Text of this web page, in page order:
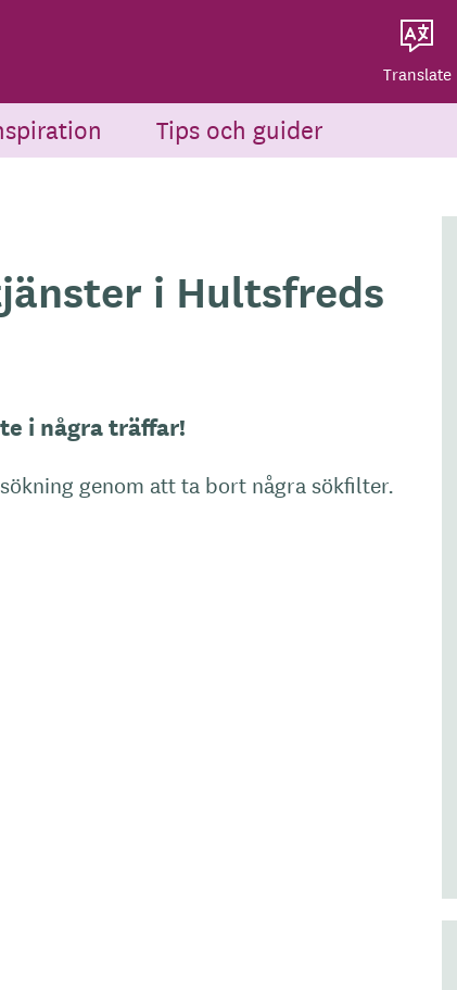
Translate
Tips och guider
i Hultsfreds
i några träffar!
genom att ta bort några sökfilter.